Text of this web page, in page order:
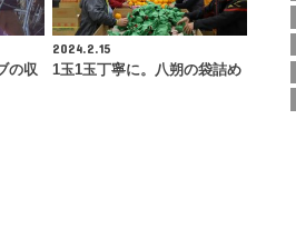
の収
2024.2.15
1玉1玉丁寧に。八朔の袋詰め